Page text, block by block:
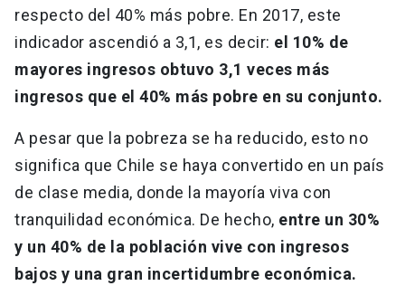
respecto del 40% más pobre. En 2017, este
indicador ascendió a 3,1, es decir: el 10% de
mayores ingresos obtuvo 3,1 veces más
ingresos que el 40% más pobre en su conjunto.
A pesar que la pobreza se ha reducido, esto no
significa que Chile se haya convertido en un país
de clase media, donde la mayoría viva con
tranquilidad económica. De hecho, entre un 30%
y un 40% de la población vive con ingresos
bajos y una gran incertidumbre económica.